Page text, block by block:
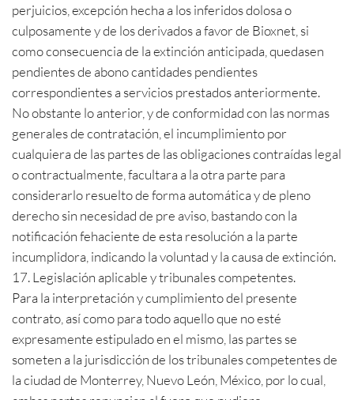
perjuicios, excepción hecha a los inferidos dolosa o
culposamente y de los derivados a favor de Bioxnet, si
como consecuencia de la extinción anticipada, quedasen
pendientes de abono cantidades pendientes
correspondientes a servicios prestados anteriormente.
No obstante lo anterior, y de conformidad con las normas
generales de contratación, el incumplimiento por
cualquiera de las partes de las obligaciones contraídas legal
o contractualmente, facultara a la otra parte para
considerarlo resuelto de forma automática y de pleno
derecho sin necesidad de pre aviso, bastando con la
notificación fehaciente de esta resolución a la parte
incumplidora, indicando la voluntad y la causa de extinción.
17. Legislación aplicable y tribunales competentes.
Para la interpretación y cumplimiento del presente
contrato, así como para todo aquello que no esté
expresamente estipulado en el mismo, las partes se
someten a la jurisdicción de los tribunales competentes de
la ciudad de Monterrey, Nuevo León, México, por lo cual,